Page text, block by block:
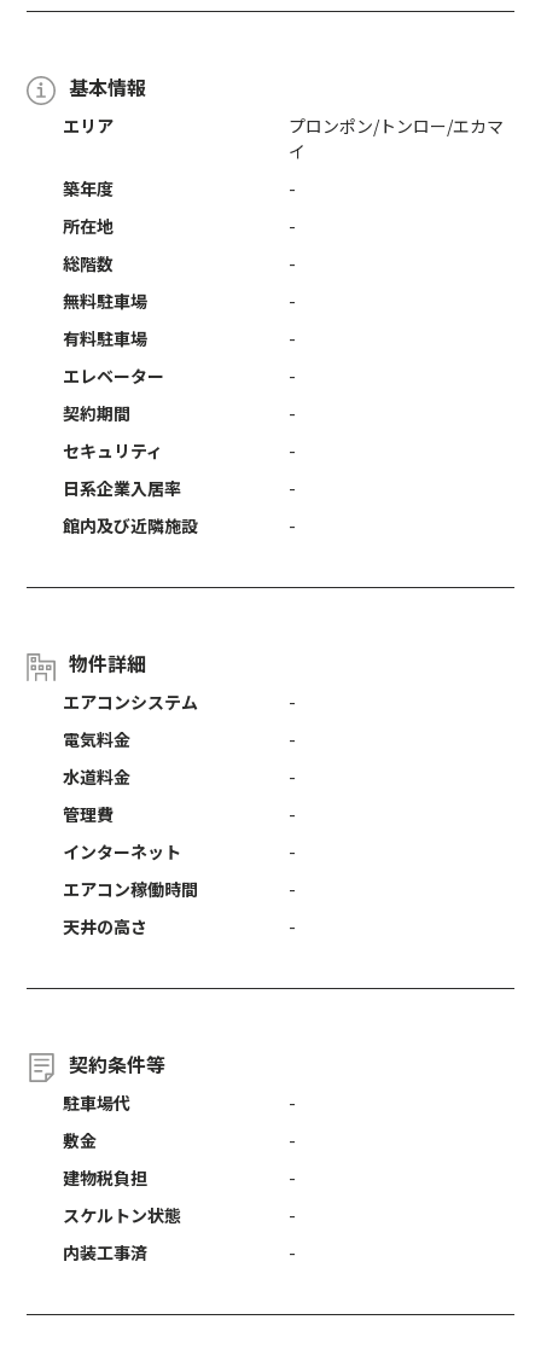
基本情報
エリア
プロンポン/トンロー/エカマ
イ
築年度
-
所在地
-
総階数
-
無料駐車場
-
有料駐車場
-
エレベーター
-
契約期間
-
セキュリティ
-
日系企業入居率
-
館内及び近隣施設
-
物件詳細
エアコンシステム
-
電気料金
-
水道料金
-
管理費
-
インターネット
-
エアコン稼働時間
-
天井の高さ
-
契約条件等
駐車場代
-
敷金
-
建物税負担
-
スケルトン状態
-
内装工事済
-